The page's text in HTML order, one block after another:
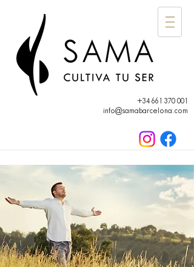
+34 661 370 001
info@samabarcelona.com